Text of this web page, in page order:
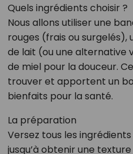
Quels ingrédients choisir ?
Nous allons utiliser une
rouges (frais ou surgelés),
de lait (ou une alternative
de miel pour la douceur.
trouver et apportent un
bienfaits pour la santé.
La préparation
Versez tous les
jusqu’à obtenir une